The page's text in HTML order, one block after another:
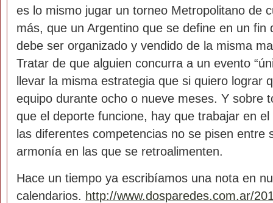
es lo mismo jugar un torneo Metropolitano de
más, que un Argentino que se define en un fin
debe ser organizado y vendido de la misma
Tratar de que alguien concurra a un evento
llevar la misma estrategia que si quiero lograr
equipo durante ocho o nueve meses. Y sobre
que el deporte funcione, hay que trabajar en
las diferentes competencias no se pisen entre
armonía en las que se retroalimenten.
Hace un tiempo ya escribíamos una nota en
calendarios. http://www.dosparedes.com.ar/